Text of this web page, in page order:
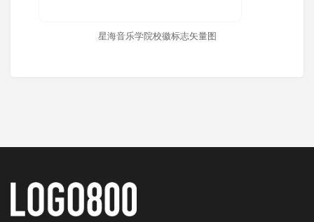
星海音乐学院校徽标志矢量图